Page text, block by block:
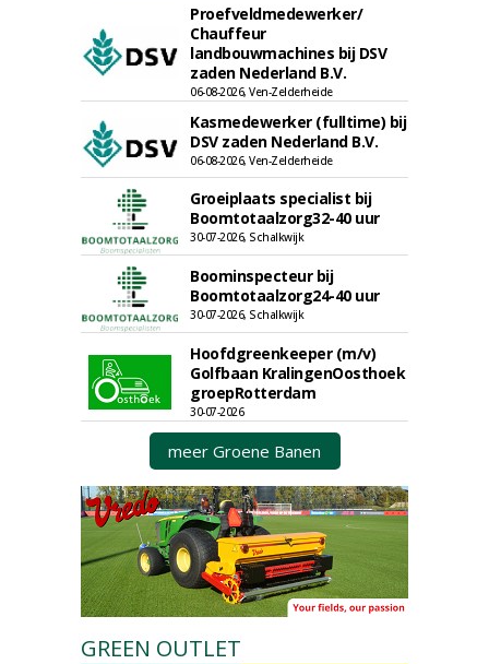
Proefveldmedewerker/
Chauffeur
landbouwmachines bij DSV
zaden Nederland B.V.
06-08-2026, Ven-Zelderheide
Kasmedewerker (fulltime) bij
DSV zaden Nederland B.V.
06-08-2026, Ven-Zelderheide
Groeiplaats specialist bij
Boomtotaalzorg32-40 uur
30-07-2026, Schalkwijk
Boominspecteur bij
Boomtotaalzorg24-40 uur
30-07-2026, Schalkwijk
Hoofdgreenkeeper (m/v)
Golfbaan KralingenOosthoek
groepRotterdam
30-07-2026
meer Groene Banen
GREEN OUTLET